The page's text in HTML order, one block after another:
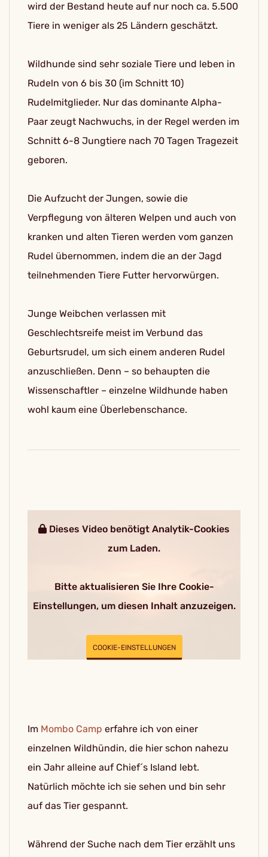
wird der Bestand heute auf nur noch ca. 5.500
Tiere in weniger als 25 Ländern geschätzt.
Wildhunde sind sehr soziale Tiere und leben in
Rudeln von 6 bis 30 (im Schnitt 10)
Rudelmitglieder. Nur das dominante Alpha-
Paar zeugt Nachwuchs, in der Regel werden im
Schnitt 6-8 Jungtiere nach 70 Tagen Tragezeit
geboren.
Die Aufzucht der Jungen, sowie die
Verpflegung von älteren Welpen und auch von
kranken und alten Tieren werden vom ganzen
Rudel übernommen, indem die an der Jagd
teilnehmenden Tiere Futter hervorwürgen.
Junge Weibchen verlassen mit
Geschlechtsreife meist im Verbund das
Geburtsrudel, um sich einem anderen Rudel
anzuschließen. Denn – so behaupten die
Wissenschaftler – einzelne Wildhunde haben
wohl kaum eine Überlebenschance.
Dieses Video benötigt Analytik-Cookies
zum Laden.
Bitte aktualisieren Sie Ihre Cookie-
Einstellungen, um diesen Inhalt anzuzeigen.
COOKIE-EINSTELLUNGEN
Im Mombo Camp erfahre ich von einer
einzelnen Wildhündin, die hier schon nahezu
ein Jahr alleine auf Chief´s Island lebt.
Natürlich möchte ich sie sehen und bin sehr
auf das Tier gespannt.
Während der Suche nach dem Tier erzählt uns